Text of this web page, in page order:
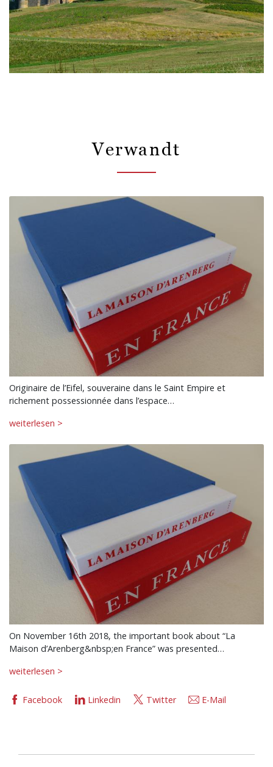
Verwandt
Originaire de l’Eifel, souveraine dans le Saint Empire et
richement possessionnée dans l’espace…
weiterlesen >
On November 16th 2018, the important book about “La
Maison d’Arenberg&nbsp;en France” was presented…
weiterlesen >
Facebook Linkedin Twitter E-Mail